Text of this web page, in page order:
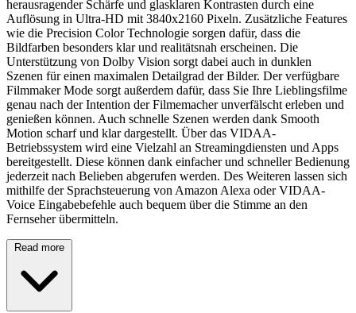
herausragender Schärfe und glasklaren Kontrasten durch eine
Auflösung in Ultra-HD mit 3840x2160 Pixeln. Zusätzliche Features
wie die Precision Color Technologie sorgen dafür, dass die
Bildfarben besonders klar und realitätsnah erscheinen. Die
Unterstützung von Dolby Vision sorgt dabei auch in dunklen
Szenen für einen maximalen Detailgrad der Bilder. Der verfügbare
Filmmaker Mode sorgt außerdem dafür, dass Sie Ihre Lieblingsfilme
genau nach der Intention der Filmemacher unverfälscht erleben und
genießen können. Auch schnelle Szenen werden dank Smooth
Motion scharf und klar dargestellt. Über das VIDAA-
Betriebssystem wird eine Vielzahl an Streamingdiensten und Apps
bereitgestellt. Diese können dank einfacher und schneller Bedienung
jederzeit nach Belieben abgerufen werden. Des Weiteren lassen sich
mithilfe der Sprachsteuerung von Amazon Alexa oder VIDAA-
Voice Eingabebefehle auch bequem über die Stimme an den
Fernseher übermitteln.
Read more